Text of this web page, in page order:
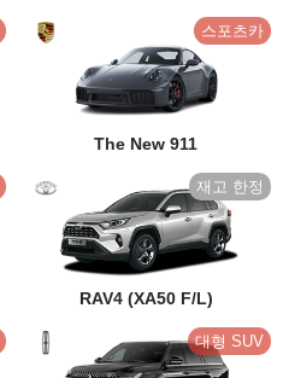
스포츠카
The New 911
RAV4 (XA50 F/L)
대형 SUV